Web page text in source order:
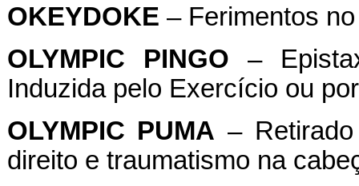
OKEYDOKE – Ferimentos
OLYMPIC
PINGO –
Induzida pelo Exercício ou
OLYMPIC PUMA –
direito e traumatismo na